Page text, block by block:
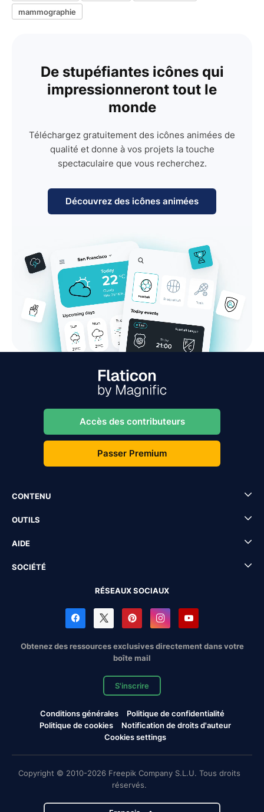
mammographie
De stupéfiantes icônes qui
impressionneront tout le
monde
Téléchargez gratuitement des icônes animées de
qualité et donne à vos projets la touche
spectaculaire que vous recherchez.
Découvrez des icônes animées
Accès des contributeurs
Passer Premium
CONTENU
OUTILS
AIDE
SOCIÉTÉ
RÉSEAUX SOCIAUX
Obtenez des ressources exclusives directement dans votre
boîte mail
S'inscrire
Conditions générales
Politique de confidentialité
Politique de cookies
Notification de droits d'auteur
Cookies settings
Copyright © 2010-2026 Freepik Company S.L.U. Tous droits
réservés.